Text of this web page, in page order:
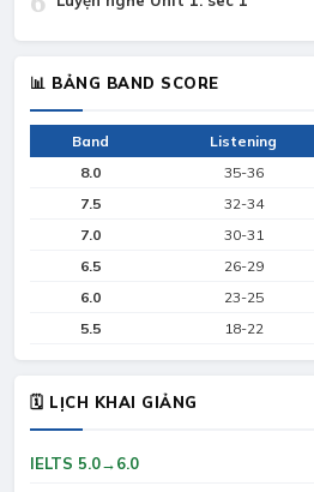
📊 BẢNG BAND SCORE
Band Listening
8.0
35-36
7.5
32-34
7.0
30-31
6.5
26-29
6.0
23-25
5.5
18-22
🗓 LỊCH KHAI GIẢNG
IELTS 5.0→6.0